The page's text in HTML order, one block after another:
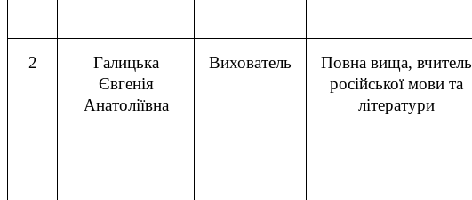
2
Галицька
Євгенія
Анатоліївна
Вихователь
Повна вища, вчитель
російської мови та
літератури